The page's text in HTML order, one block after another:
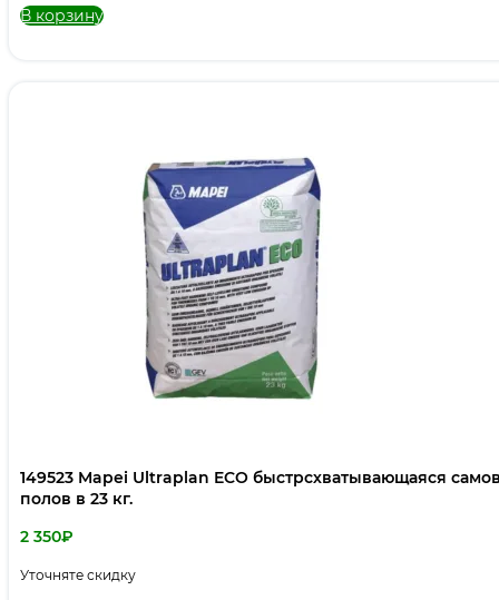
В корзину
149523 Mapei Ultraplan ECO быстрсхватывающаяся
полов в 23 кг.
2 350₽
Уточняте скидку